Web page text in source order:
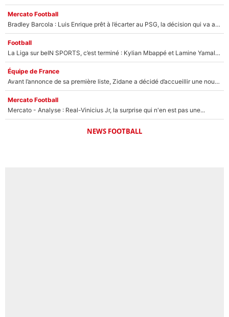
Mercato Football
Bradley Barcola : Luis Enrique prêt à l’écarter au PSG, la décision qui va accélérer son transfert à Liverpool ?
Football
La Liga sur beIN SPORTS, c’est terminé : Kylian Mbappé et Lamine Yamal changent de chaîne, «le moment était venu d'ouvrir un nouveau chapitre»
Équipe de France
Avant l’annonce de sa première liste, Zidane a décidé d’accueillir une nouvelle tête en équipe de France
Mercato Football
Mercato - Analyse : Real-Vinicius Jr, la surprise qui n'en est pas une...
NEWS FOOTBALL